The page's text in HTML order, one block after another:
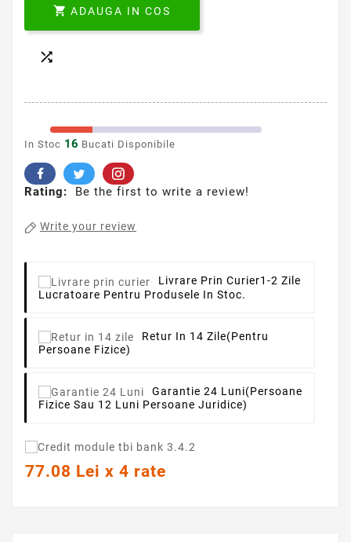
 ADAUGA IN COS

In Stoc 16 Bucati Disponibile
Rating: Be the first to write a review!
Write your review
Livrare Prin Curier1-2 Zile
Lucratoare Pentru Produsele In Stoc.
Retur In 14 Zile(pentru
Persoane Fizice)
Garantie 24 Luni(persoane
Fizice Sau 12 Luni Persoane Juridice)
77.08 Lei x 4 rate